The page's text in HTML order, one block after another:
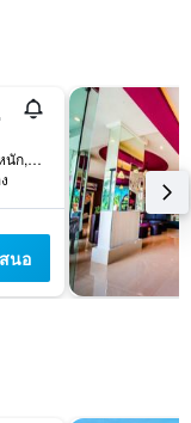
305 ซอย 2 ถนนพระตำหนัก, พัทยา, ประเทศไทย
นอ